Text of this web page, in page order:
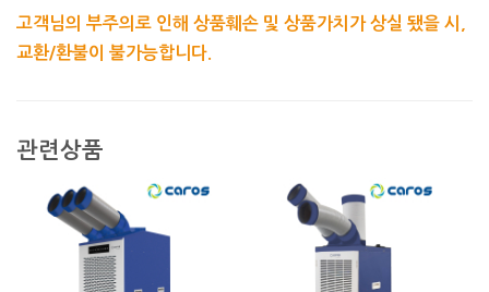
고객님의 부주의로 인해 상품훼손 및 상품가치가 상실 됐을 시,
교환/환불이 불가능합니다.
관련상품